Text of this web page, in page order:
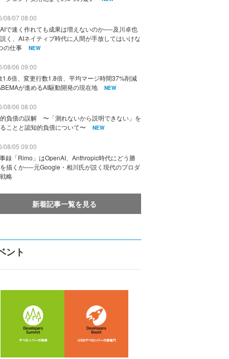
08/07 08:00
で速く作れても成果は増えないのか──及川卓也
く、AIネイティブ時代に人間が手放してはいけな
の仕事
NEW
08/06 09:00
1.6倍、変更行数1.8倍、平均マージ時間37%削減
が進めるAI駆動開発の現在地
NEW
08/06 08:00
負債の誤解 〜「測れないから説明できない」を
ことと認知的負債について〜
NEW
08/05 09:00
録「Rimo」はOpenAI、Anthropic時代にどう勝
描くか──元Google・相川氏が説く現代のプロダ
略
新着記事一覧を見る
ント